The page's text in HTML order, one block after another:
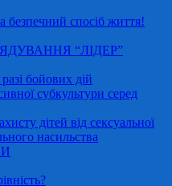
безпечний спосіб життя!
“ЛІДЕР”
бойових дій
субкультури серед
дітей від сексуальної
насильства